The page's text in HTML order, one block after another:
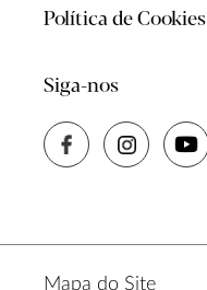
Política de Cookies
Siga-nos
Mapa do Site